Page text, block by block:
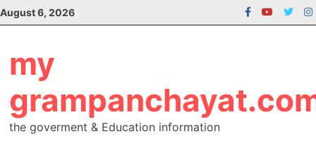
Skip
to
August 6, 2026
my
the goverment & Education information